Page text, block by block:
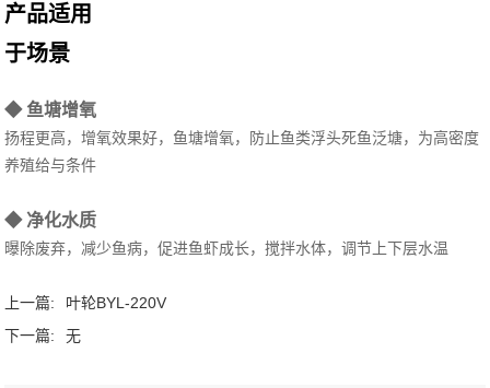
产品适用
于场景
◆ 鱼塘增氧
扬程更高，增氧效果好，鱼塘增氧，防止鱼类浮头死鱼泛塘，为高密度
养殖给与条件
◆ 净化水质
曝除废弃，减少鱼病，促进鱼虾成长，搅拌水体，调节上下层水温
上一篇:
叶轮BYL-220V
下一篇:
无